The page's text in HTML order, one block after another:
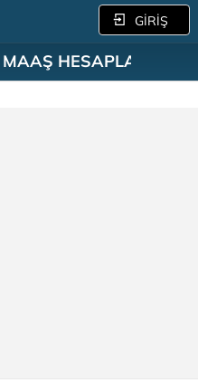
GİRİŞ
MAAŞ HESAPLAMA